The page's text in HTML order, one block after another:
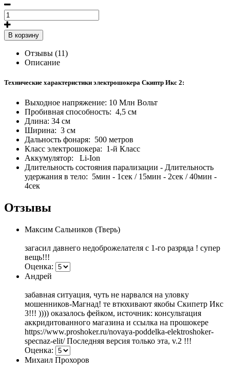
В корзину
Отзывы (11)
Описание
Технические характеристики электрошокера Скиптр Икс 2:
Выходное напряжение: 10 Млн Вольт
Пробивная способность: 4,5 см
Длина: 34 см
Ширина: 3 см
Дальность фонаря: 500 метров
Класс электрошокера: 1-й Класс
Аккумулятор: Li-Ion
Длительность состояния парализации - Длительность
удержания в тело: 5мин - 1сек / 15мин - 2сек / 40мин -
4сек
Отзывы
Максим Сальников (Тверь)
загасил давнего недоброжелателя с 1-го разряда ! супер
вещь!!!
Оценка:
Андрей
забавная ситуация, чуть не нарвался на уловку
мошенников-Магнад! те втюхивают якобы Скипетр Икс
3!!! )))) оказалось фейком, источник: консультация
аккридитованного магазина и ссылка на прошокере
https://www.proshoker.ru/novaya-poddelka-elektroshoker-
specnaz-elit/ Последняя версия только эта, v.2 !!!
Оценка:
Михаил Прохоров